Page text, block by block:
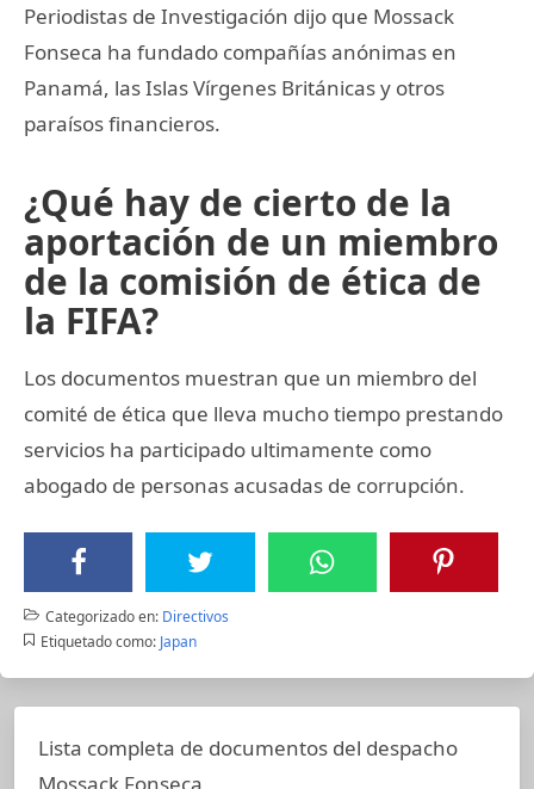
Periodistas de Investigación dijo que Mossack
Fonseca ha fundado compañías anónimas en
Panamá, las Islas Vírgenes Británicas y otros
paraísos financieros.
¿Qué hay de cierto de la
aportación de un miembro
de la comisión de ética de
la FIFA?
Los documentos muestran que un miembro del
comité de ética que lleva mucho tiempo prestando
servicios ha participado ultimamente como
abogado de personas acusadas de corrupción.
Categorizado en: Directivos
Etiquetado como: Japan
Lista completa de documentos del despacho
Mossack Fonseca